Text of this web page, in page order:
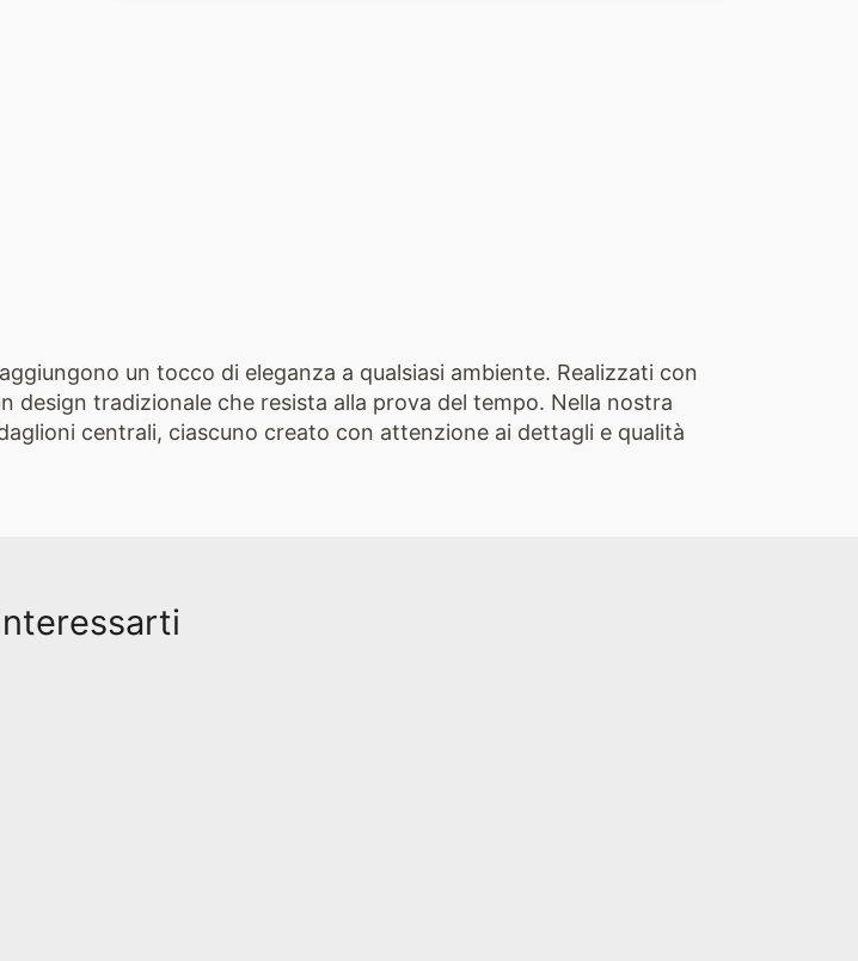
un tocco di eleganza a qualsiasi ambiente. Realizzati con
tradizionale che resista alla prova del tempo. Nella nostra
centrali, ciascuno creato con attenzione ai dettagli e qualità